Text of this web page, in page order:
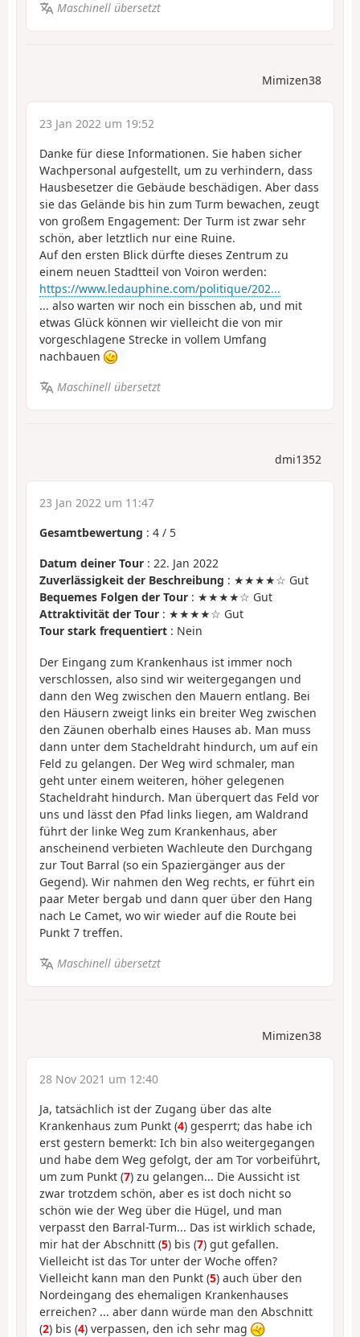
Maschinell übersetzt
Mimizen38
23 Jan 2022 um 19:52
Danke für diese Informationen. Sie haben sicher
Wachpersonal aufgestellt, um zu verhindern, dass
Hausbesetzer die Gebäude beschädigen. Aber dass
sie das Gelände bis hin zum Turm bewachen, zeugt
von großem Engagement: Der Turm ist zwar sehr
schön, aber letztlich nur eine Ruine.
Auf den ersten Blick dürfte dieses Zentrum zu
einem neuen Stadtteil von Voiron werden:
https://www.ledauphine.com/politique/202...
... also warten wir noch ein bisschen ab, und mit
etwas Glück können wir vielleicht die von mir
vorgeschlagene Strecke in vollem Umfang
nachbauen
Maschinell übersetzt
dmi1352
23 Jan 2022 um 11:47
Gesamtbewertung : 4 / 5
Datum deiner Tour : 22. Jan 2022
Zuverlässigkeit der Beschreibung : ★★★★☆ Gut
Bequemes Folgen der Tour : ★★★★☆ Gut
Attraktivität der Tour : ★★★★☆ Gut
Tour stark frequentiert : Nein
Der Eingang zum Krankenhaus ist immer noch
verschlossen, also sind wir weitergegangen und
dann den Weg zwischen den Mauern entlang. Bei
den Häusern zweigt links ein breiter Weg zwischen
den Zäunen oberhalb eines Hauses ab. Man muss
dann unter dem Stacheldraht hindurch, um auf ein
Feld zu gelangen. Der Weg wird schmaler, man
geht unter einem weiteren, höher gelegenen
Stacheldraht hindurch. Man überquert das Feld vor
uns und lässt den Pfad links liegen, am Waldrand
führt der linke Weg zum Krankenhaus, aber
anscheinend verbieten Wachleute den Durchgang
zur Tout Barral (so ein Spaziergänger aus der
Gegend). Wir nahmen den Weg rechts, er führt ein
paar Meter bergab und dann quer über den Hang
nach Le Camet, wo wir wieder auf die Route bei
Punkt 7 treffen.
Maschinell übersetzt
Mimizen38
28 Nov 2021 um 12:40
Ja, tatsächlich ist der Zugang über das alte
Krankenhaus zum Punkt (4) gesperrt; das habe ich
erst gestern bemerkt: Ich bin also weitergegangen
und habe dem Weg gefolgt, der am Tor vorbeiführt,
um zum Punkt (7) zu gelangen... Die Aussicht ist
zwar trotzdem schön, aber es ist doch nicht so
schön wie der Weg über die Hügel, und man
verpasst den Barral-Turm... Das ist wirklich schade,
mir hat der Abschnitt (5) bis (7) gut gefallen.
Vielleicht ist das Tor unter der Woche offen?
Vielleicht kann man den Punkt (5) auch über den
Nordeingang des ehemaligen Krankenhauses
erreichen? ... aber dann würde man den Abschnitt
(2) bis (4) verpassen, den ich sehr mag